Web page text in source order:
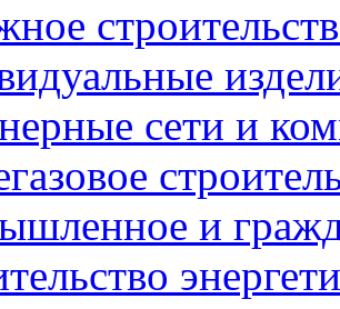
сети и
и